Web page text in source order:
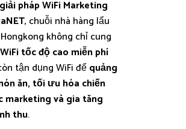
giải pháp WiFi Marketing
, chuỗi nhà hàng lẩu
không chỉ cung
WiFi tốc độ cao miễn phí
tận dụng WiFi đểquảng
ăn, tối ưu hóa chiến
marketing và gia tăng
thu.